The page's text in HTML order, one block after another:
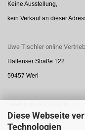
Diese Webseite
Technologien
Keine Ausstellung,
kein Verkauf an dieser
Uwe Tischler online Vertrieb
Hallenser Straße 122
59457 Werl
Mobil 0160 7872888